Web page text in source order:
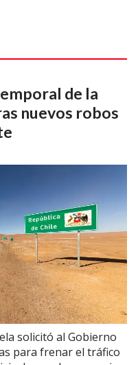
de la
nuevos robos
solicitó al Gobierno
para frenar el tráfico